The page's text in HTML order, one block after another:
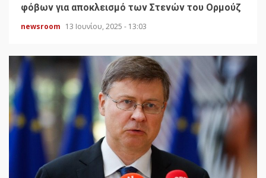
φόβων για αποκλεισμό των Στενών του Ορμούζ
newsroom 13 Ιουνίου, 2025 - 13:03